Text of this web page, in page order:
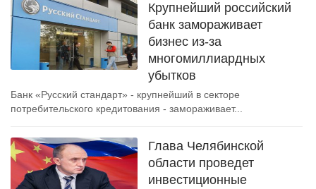
Крупнейший российский
банк замораживает
бизнес из-за
многомиллиардных
убытков
Банк «Русский стандарт» - крупнейший в секторе
потребительского кредитования - замораживает...
Глава Челябинской
области проведет
инвестиционные